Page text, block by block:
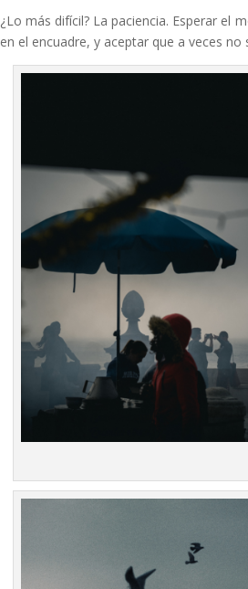
¿Lo más difícil? La paciencia. Esperar el
en el encuadre, y aceptar que a veces